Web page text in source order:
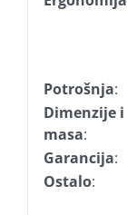
Potrošnja:
Dimenzije i
masa:
Garancija:
Ostalo: